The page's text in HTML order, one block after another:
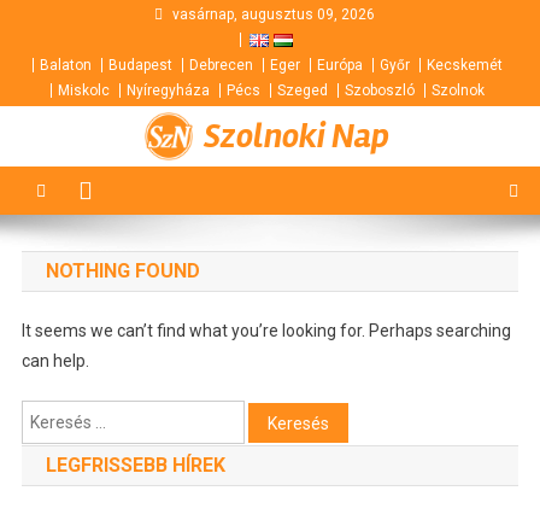
content
vasárnap, augusztus 09, 2026
Balaton Budapest Debrecen Eger Európa Győr
Kecskemét
Miskolc
Nyíregyháza Pécs Szeged Szoboszló Szolnok
Szolnoki Nap
NOTHING FOUND
It seems we can’t find what you’re looking for. Perhaps searching
can help.
Keresés:
LEGFRISSEBB HÍREK